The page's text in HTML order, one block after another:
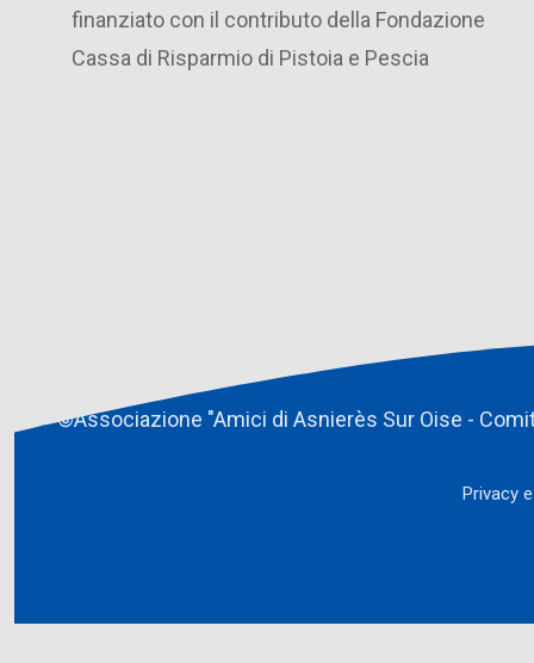
©Associazione "Amici di Asnierès Sur Oise -
Privacy
finanziato con il contributo della Fondazione
Cassa di Risparmio di Pistoia e Pescia